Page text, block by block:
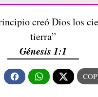
creó Dios los
tierra”
Génesis 1:1